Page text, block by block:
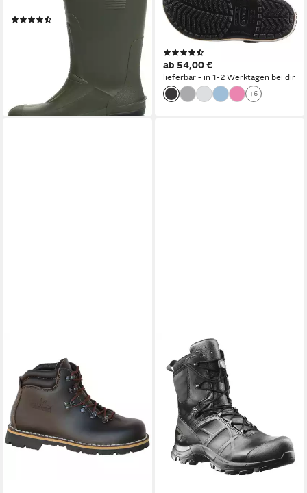
Wasserabweisend
(14)
lieferbar - in 2-3 Werktagen bei dir
Sommerschuh, Gartenschuh,
Poolslides, mit farbiger
Laufsohle
ab 54,00 €
lieferbar - in 1-2 Werktagen bei dir
+6